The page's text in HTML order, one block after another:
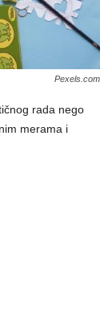
Pexels.com
rada nego
merama i